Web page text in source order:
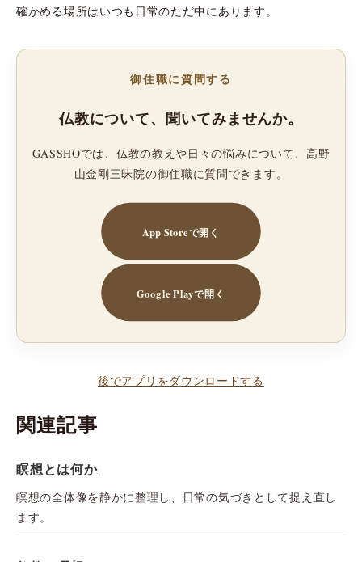
確かめる場所はいつも日常のただ中にあります。
御住職に質問する
仏教について、聞いてみませんか。
GASSHOでは、仏教の教えや日々の悩みについて、高野
山金剛三昧院の御住職に質問できます。
App Storeで開く
Google Playで開く
後でアプリをダウンロードする
関連記事
瞑想とは何か
瞑想の全体像を静かに整理し、日常の気づきとして捉え直し
ます。